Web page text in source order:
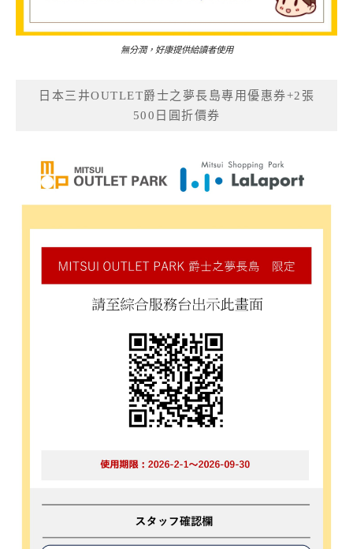
無分潤，好康提供給讀者使用
日本三井OUTLET爵士之夢長島專用優惠券+2張
500日圓折價券